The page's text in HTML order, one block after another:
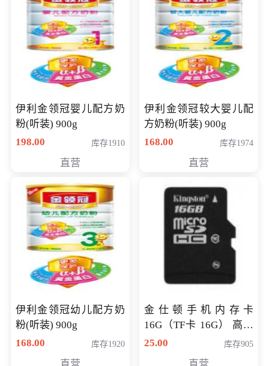
伊利金领冠婴儿配方奶
粉(听装) 900g
198.00
库存1910
直营
伊利金领冠较大婴儿配
方奶粉(听装) 900g
168.00
库存1974
直营
伊利金领冠幼儿配方奶
粉(听装) 900g
168.00
库存1920
金仕顿手机内存卡
16G（TF卡 16G） 高速
卡 CLASS 10
25.00 库存905